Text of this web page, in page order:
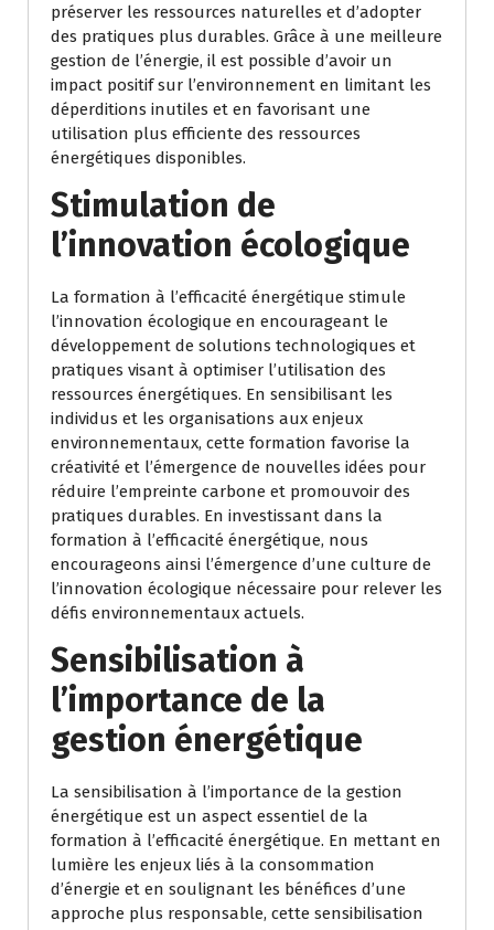
préserver les ressources naturelles et d’adopter
des pratiques plus durables. Grâce à une meilleure
gestion de l’énergie, il est possible d’avoir un
impact positif sur l’environnement en limitant les
déperditions inutiles et en favorisant une
utilisation plus efficiente des ressources
énergétiques disponibles.
Stimulation de
l’innovation écologique
La formation à l’efficacité énergétique stimule
l’innovation écologique en encourageant le
développement de solutions technologiques et
pratiques visant à optimiser l’utilisation des
ressources énergétiques. En sensibilisant les
individus et les organisations aux enjeux
environnementaux, cette formation favorise la
créativité et l’émergence de nouvelles idées pour
réduire l’empreinte carbone et promouvoir des
pratiques durables. En investissant dans la
formation à l’efficacité énergétique, nous
encourageons ainsi l’émergence d’une culture de
l’innovation écologique nécessaire pour relever les
défis environnementaux actuels.
Sensibilisation à
l’importance de la
gestion énergétique
La sensibilisation à l’importance de la gestion
énergétique est un aspect essentiel de la
formation à l’efficacité énergétique. En mettant en
lumière les enjeux liés à la consommation
d’énergie et en soulignant les bénéfices d’une
approche plus responsable, cette sensibilisation